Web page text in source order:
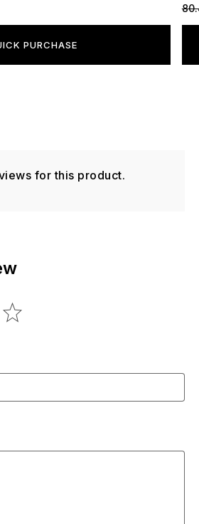
PURCHASE
for this product.